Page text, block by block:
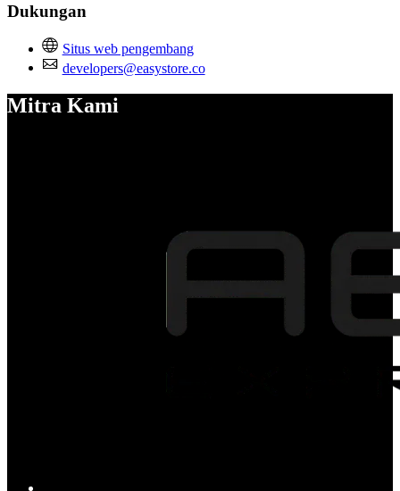
Dukungan
Situs web pengembang
developers@easystore.co
Mitra Kami